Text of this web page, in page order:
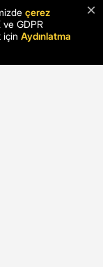
×
çerez
ve GDPR
için Aydınlatma